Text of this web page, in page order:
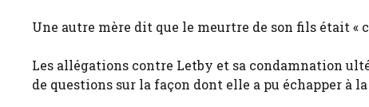
Une autre mère dit que le meurtre de son fils était «
Les allégations contre Letby et sa condamnation
de questions sur la façon dont elle a pu échapper à